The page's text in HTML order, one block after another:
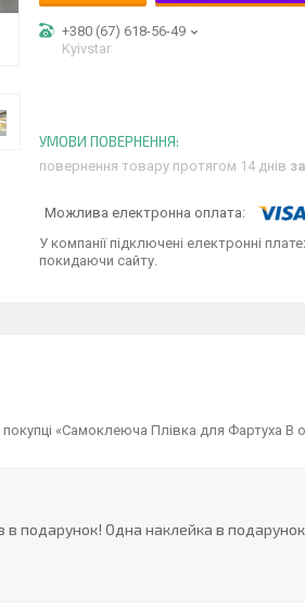
+380 (67) 618-56-49
Kyivstar
повернення товару протягом 14 днів
У компанії підключені електронні
покидаючи сайту.
«Самоклеюча Плівка для Фартуха В
подарунок! Одна наклейка в подарунок